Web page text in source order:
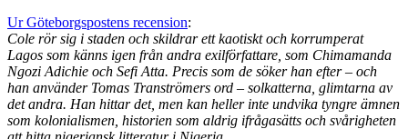
Ur Göteborgspostens recension:
Cole rör sig i staden och skildrar ett kaotiskt och korrumperat
Lagos som känns igen från andra exilförfattare, som Chimamanda
Ngozi Adichie och Sefi Atta. Precis som de söker han efter – och
han använder Tomas Tranströmers ord – solkatterna, glimtarna av
det andra. Han hittar det, men kan heller inte undvika tyngre ämnen
som kolonialismen, historien som aldrig ifrågasätts och svårigheten